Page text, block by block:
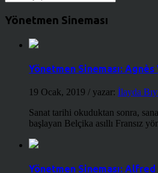
Yönetmen Sineması
Yönetmen Sineması: Agnès
19 Ocak, 2019 / yazar: İlayda
Sanat tarihi okuduktan sonra,
başlayan Belçika asıllı Fransız
Yönetmen Sineması: